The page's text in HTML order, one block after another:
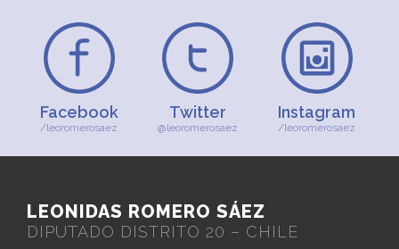
Facebook
/leoromerosaez
Twitter
@leoromerosaez
Instagram
/leoromerosaez
LEONIDAS ROMERO SÁEZ
DIPUTADO DISTRITO 20 – CHILE